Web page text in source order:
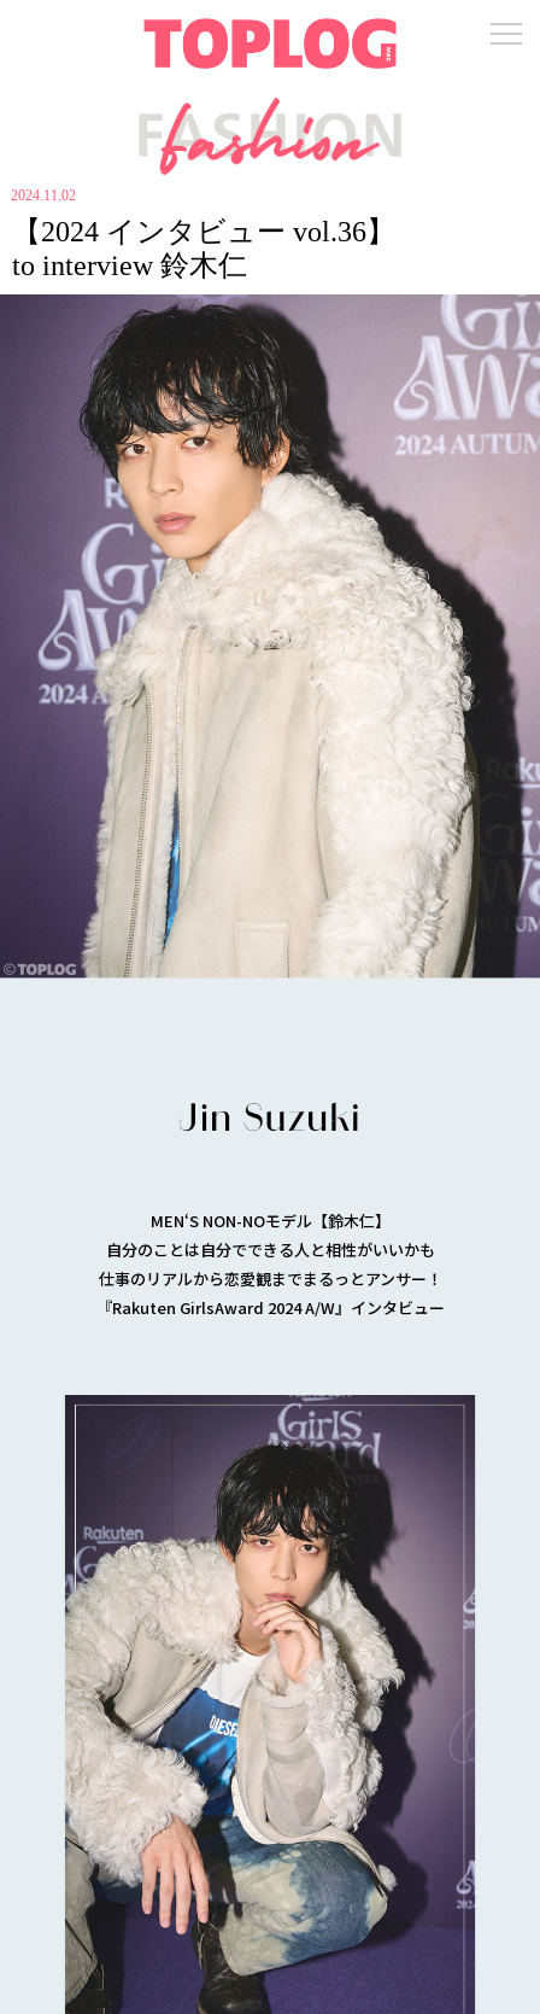
2024.11.02
【2024 インタビュー vol.36】
to interview 鈴木仁
MEN‘S NON-NOモデル【鈴木仁】
自分のことは自分でできる人と相性がいいかも
仕事のリアルから恋愛観までまるっとアンサー！
『Rakuten GirlsAward 2024 A/W』インタビュー